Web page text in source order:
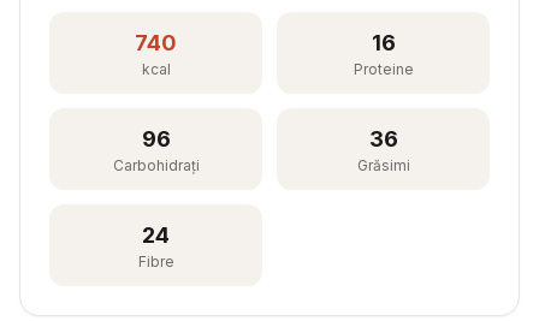
740
kcal
16
Proteine
96
Carbohidrați
36
Grăsimi
24
Fibre